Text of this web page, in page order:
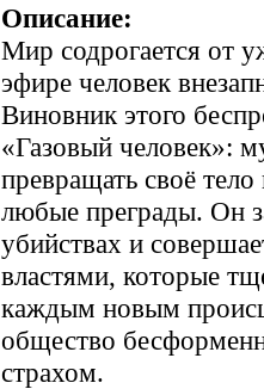
Описание:
Мир содрогается от
эфире человек
Виновник этого
«Газовый человек»:
превращать своё тело
любые преграды. Он
убийствах и
властями, которые
каждым новым
общество
страхом.